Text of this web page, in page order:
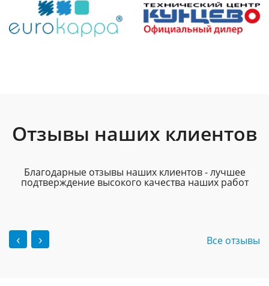
Отзывы наших клиентов
Благодарные отзывы наших клиентов - лучшее
подтверждение высокого качества наших работ
‹ › Все отзывы